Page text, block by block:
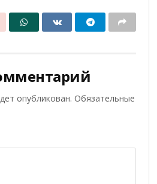
опубликован. Обязательные